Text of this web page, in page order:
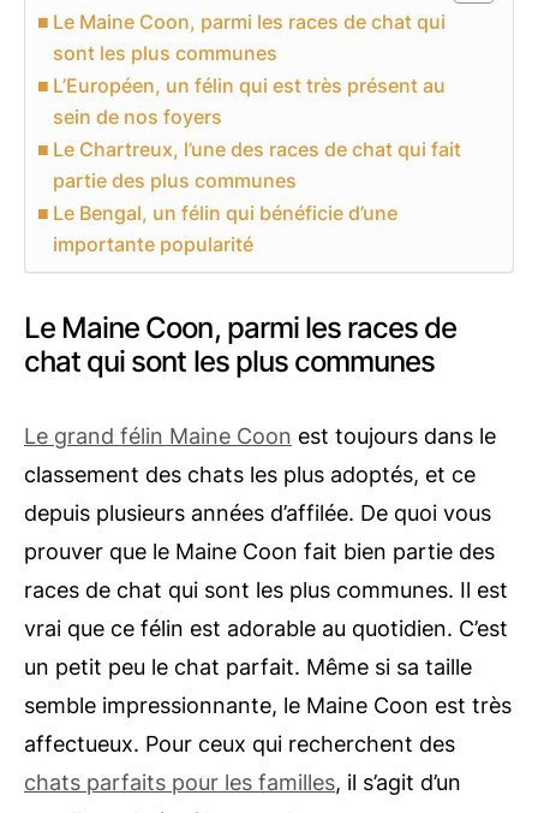
Le Maine Coon, parmi les races de chat qui
sont les plus communes
L’Européen, un félin qui est très présent au
sein de nos foyers
Le Chartreux, l’une des races de chat qui fait
partie des plus communes
Le Bengal, un félin qui bénéficie d’une
importante popularité
Le Maine Coon, parmi les races de
chat qui sont les plus communes
Le grand félin Maine Coon est toujours dans le
classement des chats les plus adoptés, et ce
depuis plusieurs années d’affilée. De quoi vous
prouver que le Maine Coon fait bien partie des
races de chat qui sont les plus communes. Il est
vrai que ce félin est adorable au quotidien. C’est
un petit peu le chat parfait. Même si sa taille
semble impressionnante, le Maine Coon est très
affectueux. Pour ceux qui recherchent des
chats parfaits pour les familles, il s’agit d’un